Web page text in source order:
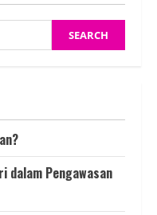
SEARCH
dalam Pengawasan